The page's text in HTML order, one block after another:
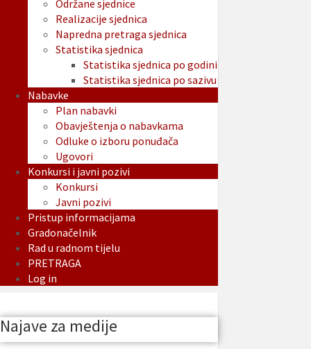
Održane sjednice
Realizacije sjednica
Napredna pretraga sjednica
Statistika sjednica
Statistika sjednica po godini
Statistika sjednica po sazivu
Nabavke
Plan nabavki
Obavještenja o nabavkama
Odluke o izboru ponuđača
Ugovori
Konkursi i javni pozivi
Konkursi
Javni pozivi
Pristup informacijama
Gradonačelnik
Rad u radnom tijelu
PRETRAGA
Log in
Najave za medije